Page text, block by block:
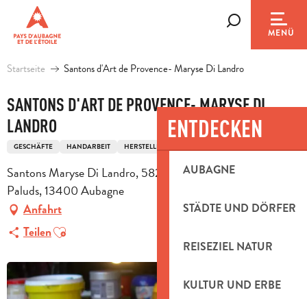
contenu
principal
MENÜ
ENTDECKEN
AUBAGNE
STÄDTE UND DÖRFER
REISEZIEL NATUR
KULTUR UND ERBE
Startseite Santons d'Art de Provence- Maryse Di Landro
SANTONS D'ART DE PROVENCE- MARYSE DI
LANDRO
GESCHÄFTE HANDARBEIT HERSTELLER VON KRIPPEFIGUREN
Santons Maryse Di Landro, 582 avenue des Paluds, Z.I. Les
Paluds, 13400 Aubagne
Anfahrt
TeilenAjouter aux favoris